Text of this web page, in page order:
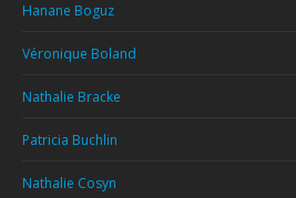
Hanane Boguz
Véronique Boland
Nathalie Bracke
Patricia Buchlin
Nathalie Cosyn